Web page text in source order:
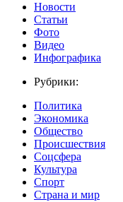
Новости
Статьи
Фото
Видео
Инфографика
Рубрики:
Политика
Экономика
Общество
Происшествия
Соцсфера
Культура
Спорт
Страна и мир